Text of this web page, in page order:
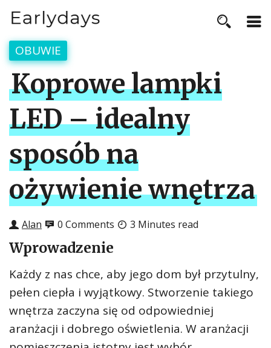
OBUWIE
Koprowe lampki
LED – idealny
sposób na
ożywienie wnętrza
Alan 0 Comments 3 Minutes read
Wprowadzenie
Każdy z nas chce, aby jego dom był przytulny,
pełen ciepła i wyjątkowy. Stworzenie takiego
wnętrza zaczyna się od odpowiedniej
aranżacji i dobrego oświetlenia. W aranżacji